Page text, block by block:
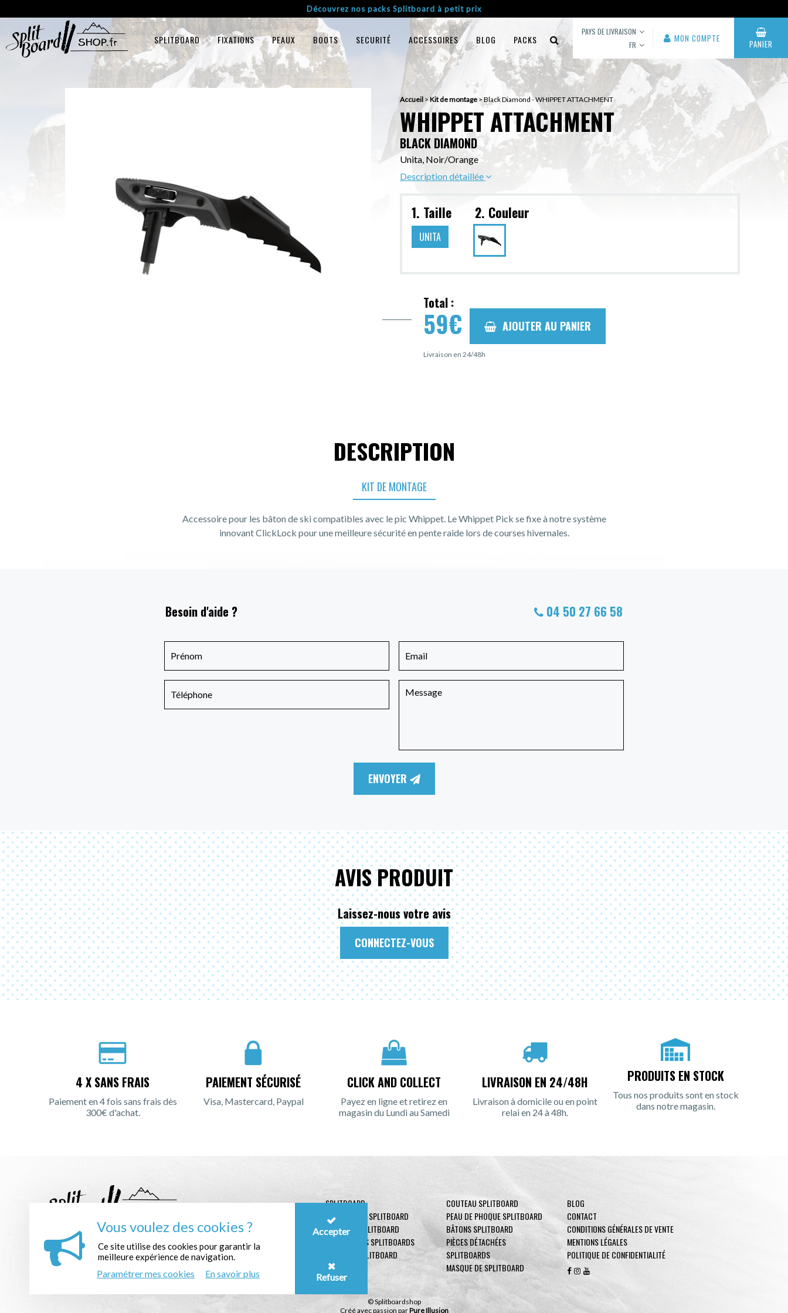
Découvrez nos packs Splitboard à petit prix
SPLITBOARD FIXATIONS PEAUX BOOTS SECURITÉ ACCESSOIRES BLOG PACKS
PAYS DE LIVRAISON
FR
MON COMPTE PANIER
Accueil >Kit de montage >Black Diamond - WHIPPET ATTACHMENT
WHIPPET ATTACHMENT
BLACK DIAMOND
Unita, Noir/Orange
Description détaillée
1. Taille
UNITA
2. Couleur
Total :
59€ AJOUTER AU PANIER
Livraison en 24/48h
DESCRIPTION
KIT DE MONTAGE
Accessoire pour les bâton de ski compatibles avec le pic Whippet. Le Whippet Pick se fixe à notre système
innovant ClickLock pour une meilleure sécurité en pente raide lors de courses hivernales.
Besoin d'aide ? 04 50 27 66 58
ENVOYER
AVIS PRODUIT
Laissez-nous votre avis
CONNECTEZ-VOUS
4 X SANS FRAIS
Paiement en 4 fois sans frais dès
300€ d'achat.
PAIEMENT SÉCURISÉ
Visa, Mastercard, Paypal
CLICK AND COLLECT
Payez en ligne et retirez en
magasin du Lundi au Samedi
LIVRAISON EN 24/48H
Livraison à domicile ou en point
relai en 24 à 48h.
PRODUITS EN STOCK
Tous nos produits sont en stock
dans notre magasin.
INSCRIPTION À LA NEWSLETTER :
SPLITBOARD
FIXATIONS DE SPLITBOARD
BOOTS DE SPLITBOARD
ACCESSOIRES SPLITBOARDS
SÉCURITÉ SPLITBOARD
COUTEAU SPLITBOARD
PEAU DE PHOQUE SPLITBOARD
BÂTONS SPLITBOARD
PIÈCES DÉTACHÉES
SPLITBOARDS
MASQUE DE SPLITBOARD
BLOG
CONTACT
CONDITIONS GÉNÉRALES DE VENTE
MENTIONS LÉGALES
POLITIQUE DE CONFIDENTIALITÉ
© Splitboardshop
Créé avec passion parPure Illusion
Vous voulez des cookies ?
Ce site utilise des cookies pour garantir la
meilleure expérience de navigation.
Paramétrer mes cookies En savoir plus
Accepter
Refuser